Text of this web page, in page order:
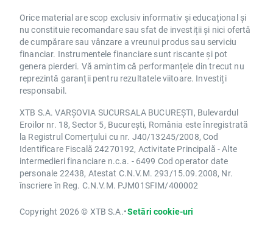
Orice material are scop exclusiv informativ și educațional și
nu constituie recomandare sau sfat de investiții și nici ofertă
de cumpărare sau vânzare a vreunui produs sau serviciu
financiar. Instrumentele financiare sunt riscante și pot
genera pierderi. Vă amintim că performanțele din trecut nu
reprezintă garanții pentru rezultatele viitoare. Investiți
responsabil.
XTB S.A. VARȘOVIA SUCURSALA BUCUREȘTI, Bulevardul
Eroilor nr. 18, Sector 5, București, România este înregistrată
la Registrul Comerțului cu nr. J40/13245/2008, Cod
Identificare Fiscală 24270192, Activitate Principală - Alte
intermedieri financiare n.c.a. - 6499 Cod operator date
personale 22438, Atestat C.N.V.M. 293/15.09.2008, Nr.
înscriere în Reg. C.N.V.M. PJM01SFIM/400002
Copyright 2026 © XTB S.A.•Setări cookie-uri